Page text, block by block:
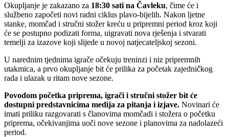
Okupljanje je zakazano za 18:30 sati na Čavleku, čime će i
službeno započeti novi radni ciklus plavo-bijelih. Nakon ljetne
stanke, momčad i stručni stožer kreću u pripremni period kroz koji
će se postupno podizati forma, uigravati nova rješenja i stvarati
temelji za izazove koji slijede u novoj natjecateljskoj sezoni.
U narednim tjednima igrače očekuju treninzi i niz pripremnih
utakmica, a prvo okupljanje bit će prilika za početak zajedničkog
rada i ulazak u ritam nove sezone.
Povodom početka priprema, igrači i stručni stožer bit će
dostupni predstavnicima medija za pitanja i izjave. Novinari će
imati priliku razgovarati s članovima momčadi i stožera o početku
priprema, očekivanjima uoči nove sezone i planovima za nadolazeći
period.